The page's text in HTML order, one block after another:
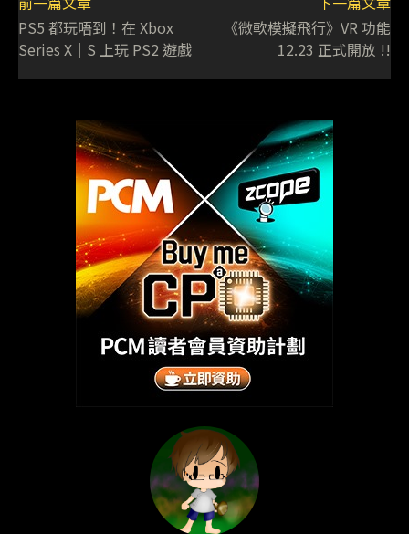
PS5 都玩唔到！在 Xbox
Series X｜S 上玩 PS2 遊戲
《微軟模擬飛行》VR 功能
12.23 正式開放 !!